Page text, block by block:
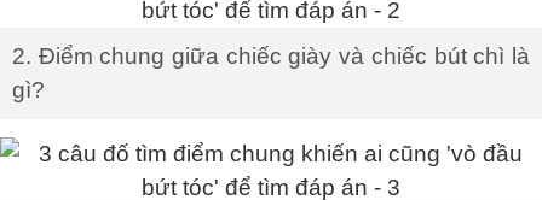
2. Điểm chung giữa chiếc giày và chiếc bút chì là
gì?